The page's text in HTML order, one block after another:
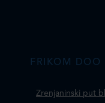
FRIKOM DOO
Zrenjaninski put